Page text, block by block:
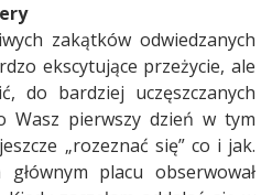
zakątków odwiedzanych
ekscytujące przeżycie, ale
do bardziej uczęszczanych
Wasz pierwszy dzień w tym
„rozeznać się” co i jak.
placu obserwował